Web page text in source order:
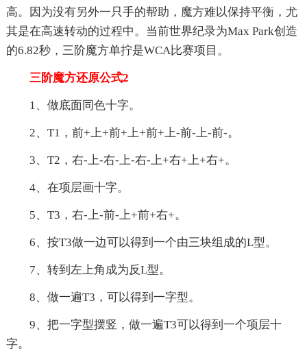
高。因为没有另外一只手的帮助，魔方难以保持平衡，尤
其是在高速转动的过程中。当前世界纪录为Max Park创造
的6.82秒，三阶魔方单拧是WCA比赛项目。
三阶魔方还原公式2
1、做底面同色十字。
2、T1，前+上+前+上+前+上-前-上-前-。
3、T2，右-上-右-上-右-上+右+上+右+。
4、在项层画十字。
5、T3，右-上-前-上+前+右+。
6、按T3做一边可以得到一个由三块组成的L型。
7、转到左上角成为反L型。
8、做一遍T3，可以得到一字型。
9、把一字型摆竖，做一遍T3可以得到一个项层十
字。